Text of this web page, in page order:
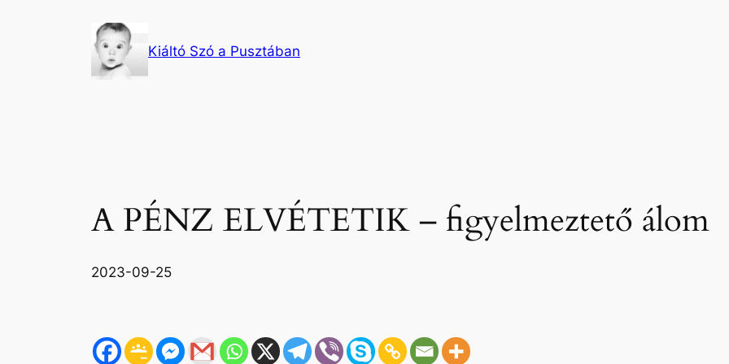
Kiáltó Szó a Pusztában
A PÉNZ ELVÉTETIK – figyelmeztető álom
2023-09-25